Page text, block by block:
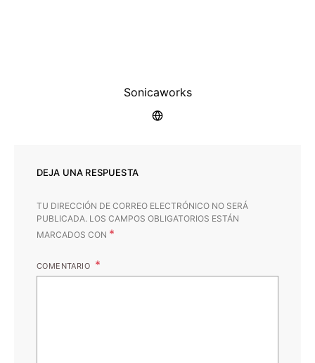
Sonicaworks
DEJA UNA RESPUESTA
TU DIRECCIÓN DE CORREO ELECTRÓNICO NO SERÁ
PUBLICADA. LOS CAMPOS OBLIGATORIOS ESTÁN
MARCADOS CON *
COMENTARIO